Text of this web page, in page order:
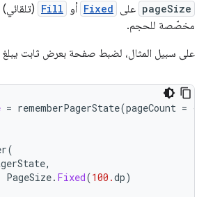
pageSize على Fixed أو Fill
مخصّصة للحجم.
على سبيل المثال، لضبط صفحة بعرض ثابت يبلغ
= rememberPagerState(pageCount = {
(
,
PageSize. Fixed(100.dp)